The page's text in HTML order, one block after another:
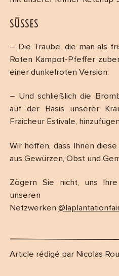
SÜSSES
– Die Traube, die man als
Roten Kampot-Pfeffer
einer dunkelroten Version.
– Und schließlich die
auf der Basis unserer
Fraicheur Estivale,
Wir hoffen, dass Ihnen
aus Gewürzen, Obst und
Zögern Sie nicht, uns
unseren
Netzwerken
Article rédigé par Nicolas